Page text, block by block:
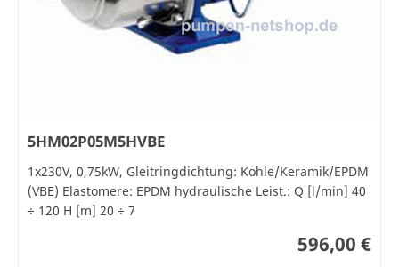
5HM02P05M5HVBE
1x230V, 0,75kW, Gleitringdichtung: Kohle/Keramik/EPDM
(VBE) Elastomere: EPDM hydraulische Leist.: Q [l/min] 40
÷ 120 H [m] 20 ÷ 7
596,00 €